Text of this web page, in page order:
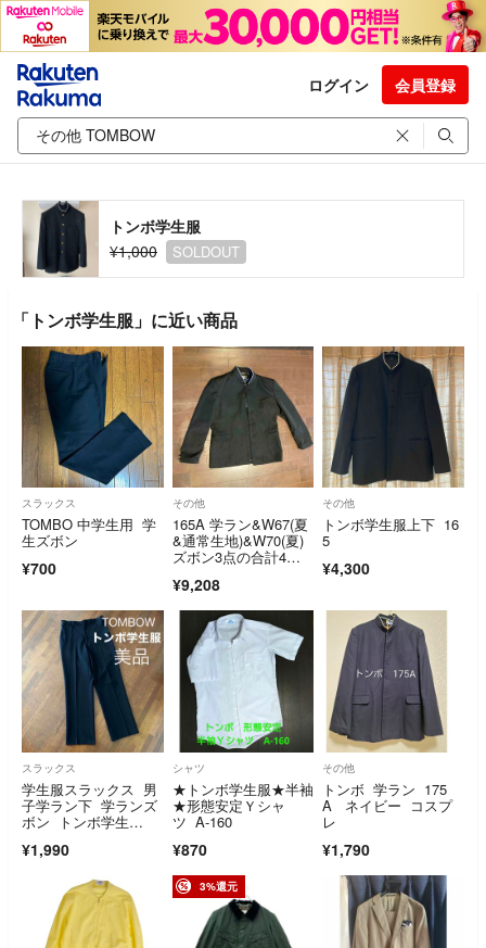
ログイン 会員登録
トンボ学生服
¥1,000
SOLDOUT
「トンボ学生服」に近い商品
スラックス
TOMBO 中学生用 学
生ズボン
¥700
その他
165A 学ラン&W67(夏
&通常生地)&W70(夏)
ズボン3点の合計4点
¥9,208
その他
トンボ学生服上下 16
5
¥4,300
スラックス
学生服スラックス 男
子学ラン下 学ランズ
ボン トンボ学生
¥1,990
シャツ
★トンボ学生服★半袖
★形態安定Ｙシャ
ツ A-160
¥870
その他
トンボ 学ラン 175
A ネイビー コスプ
レ
¥1,790
3%還元